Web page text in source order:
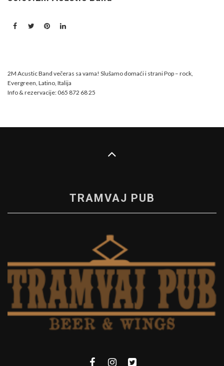
2M Acustic Band večeras sa vama! Slušamo domaći i strani Pop – rock,
Evergreen, Latino, Italija
Info & rezervacije: 065 872 68 25
TRAMVAJ PUB